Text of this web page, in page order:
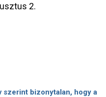
2.
szerint bizonytalan, hogy a